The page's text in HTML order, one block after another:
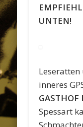
UNTEN!
inneres
GASTHOF
Spessart